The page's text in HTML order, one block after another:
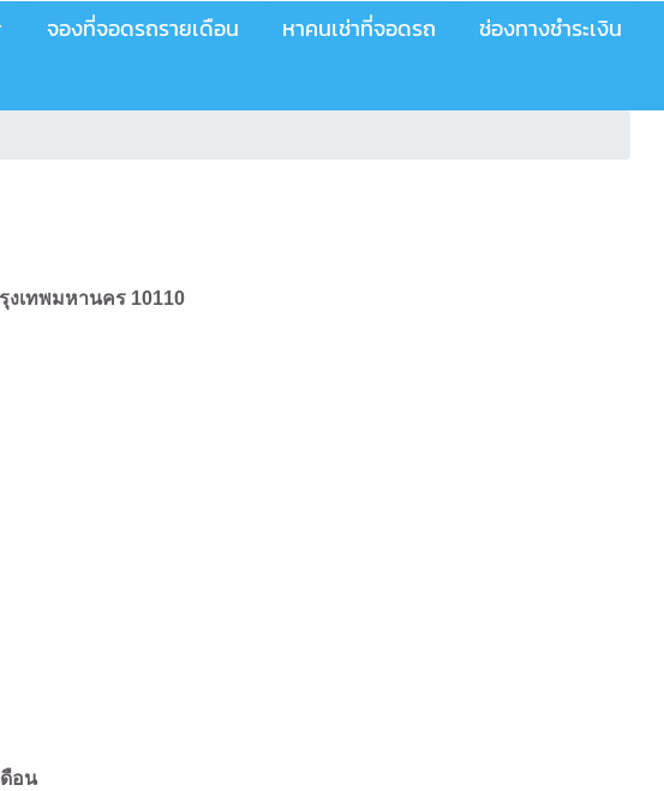
จองที่จอดรถรายเดือน หาคนเช่าที่จอดรถ
ช่องทางชำระเงิน
งเทพมหานคร 10110
อน